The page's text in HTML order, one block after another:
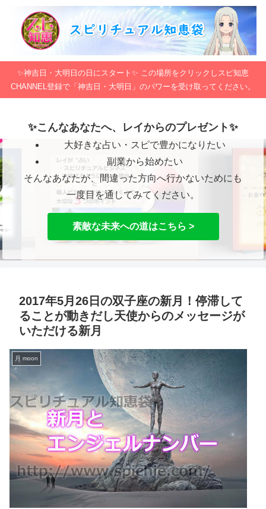
✨神吉日・大明日の日にスタート✨ この場所をクリックしスピ知恵
CHANNEL登録で「神吉日・大明日」のパワーを受け取ってください。
✨こんなあなたへ、レイからのプレゼント✨
大好きな占い・スピで豊かになりたい
副業から始めたい
そんなあなたが、間違った方向へ行かないためにも
一度目を通してみてください。
素敵な未来への道はこちら >
2017年5月26日の双子座の新月！停滞して
ることが動きだし天使からのメッセージが
いただける新月
月 moon